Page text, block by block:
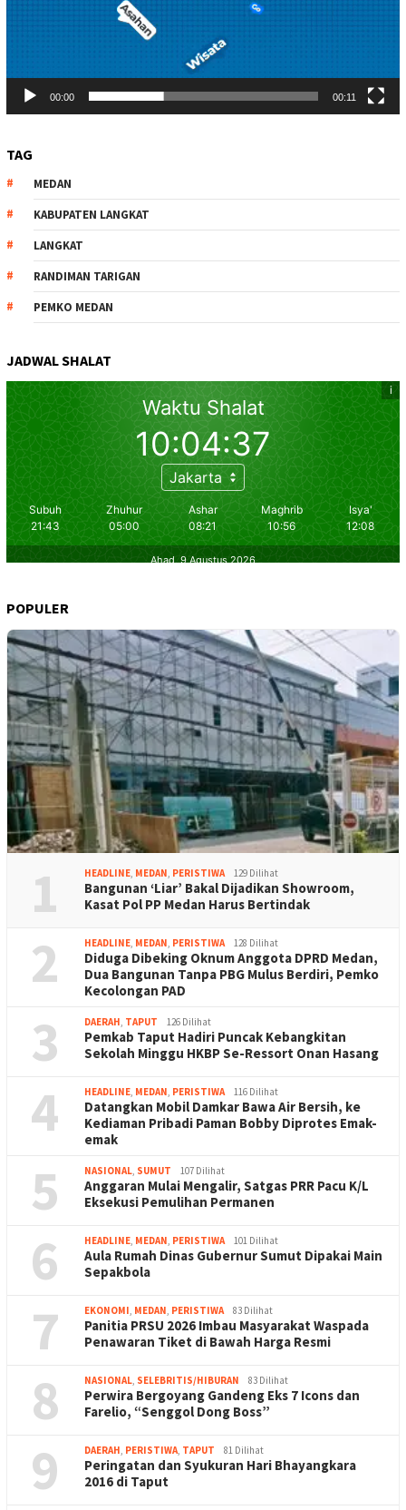
00:00 00:11
TAG
MEDAN
KABUPATEN LANGKAT
LANGKAT
RANDIMAN TARIGAN
PEMKO MEDAN
JADWAL SHALAT
POPULER
1 HEADLINE, MEDAN, PERISTIWA 129 Dilihat
Bangunan ‘Liar’ Bakal Dijadikan Showroom,
Kasat Pol PP Medan Harus Bertindak
2 HEADLINE, MEDAN, PERISTIWA 128 Dilihat
Diduga Dibeking Oknum Anggota DPRD Medan,
Dua Bangunan Tanpa PBG Mulus Berdiri, Pemko
Kecolongan PAD
3 DAERAH, TAPUT 126 Dilihat
Pemkab Taput Hadiri Puncak Kebangkitan
Sekolah Minggu HKBP Se-Ressort Onan Hasang
4 HEADLINE, MEDAN, PERISTIWA 116 Dilihat
Datangkan Mobil Damkar Bawa Air Bersih, ke
Kediaman Pribadi Paman Bobby Diprotes Emak-
emak
5 NASIONAL, SUMUT 107 Dilihat
Anggaran Mulai Mengalir, Satgas PRR Pacu K/L
Eksekusi Pemulihan Permanen
6 HEADLINE, MEDAN, PERISTIWA 101 Dilihat
Aula Rumah Dinas Gubernur Sumut Dipakai Main
Sepakbola
7 EKONOMI, MEDAN, PERISTIWA 83 Dilihat
Panitia PRSU 2026 Imbau Masyarakat Waspada
Penawaran Tiket di Bawah Harga Resmi
8 NASIONAL, SELEBRITIS/HIBURAN 83 Dilihat
Perwira Bergoyang Gandeng Eks 7 Icons dan
Farelio, “Senggol Dong Boss”
9 DAERAH, PERISTIWA, TAPUT 81 Dilihat
Peringatan dan Syukuran Hari Bhayangkara
2016 di Taput